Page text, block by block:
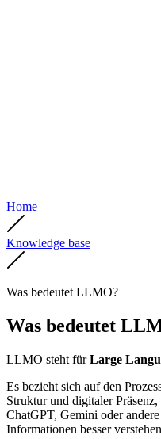
Home
Knowledge base
Was bedeutet LLMO?
Was bedeutet
LLMO steht fürLarge
Es bezieht sich auf den
Struktur und digitaler
ChatGPT, Gemini oder
Informationen besser